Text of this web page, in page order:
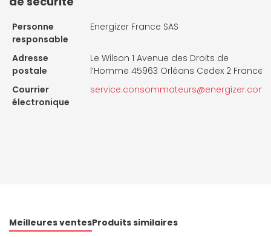
Personne
responsable
Energizer France SAS
Adresse
postale
Le Wilson 1 Avenue des Droits de
l’Homme 45963 Orléans Cedex 2 France
Courrier
électronique
service.consommateurs@energizer.com
Meilleures ventesProduits similaires